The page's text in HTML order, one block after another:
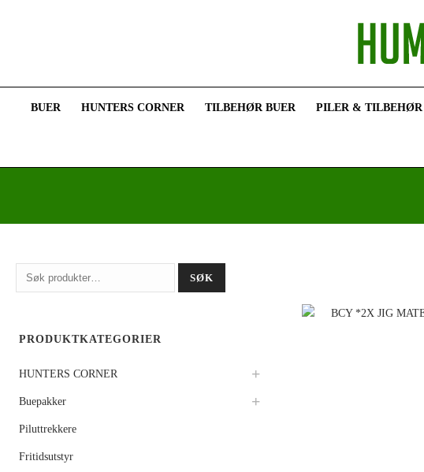
BUER HUNTERS CORNER TILBEHØR BUER PILER & TILBEHØR
Søk
etter:
SØK
PRODUKTKATEGORIER
HUNTERS CORNER
Buepakker
Piluttrekkere
Fritidsutstyr